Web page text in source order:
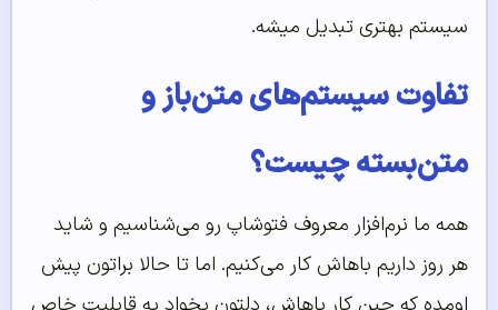
سیستم بهتری تبدیل میشه.
تفاوت سیستم‌های متن‌باز و
متن‌بسته چیست؟
همه ما نرم‌افزار معروف فتوشاپ رو می‌شناسیم و شاید
هر روز داریم باهاش کار می‌کنیم. اما تا حالا براتون پیش